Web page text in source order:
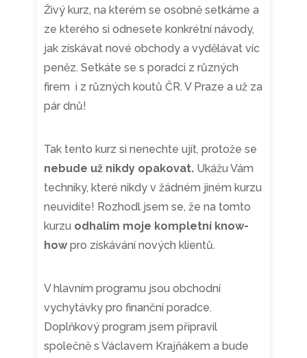
Živý kurz, na kterém se osobně setkáme a
ze kterého si odnesete konkrétní návody,
jak získávat nové obchody a vydělávat víc
peněz. Setkáte se s poradci z různých
firem i z různých koutů ČR. V Praze a už za
pár dnů!
Tak tento kurz si nenechte ujít, protože se
nebude už nikdy opakovat. Ukážu Vám
techniky, které nikdy v žádném jiném kurzu
neuvidíte! Rozhodl jsem se, že na tomto
kurzu odhalím moje kompletní know-
howpro získávání nových klientů.
V hlavním programu jsou obchodní
vychytávky pro finanční poradce.
Doplňkový program jsem připravil
společně s Václavem Krajňákem a bude